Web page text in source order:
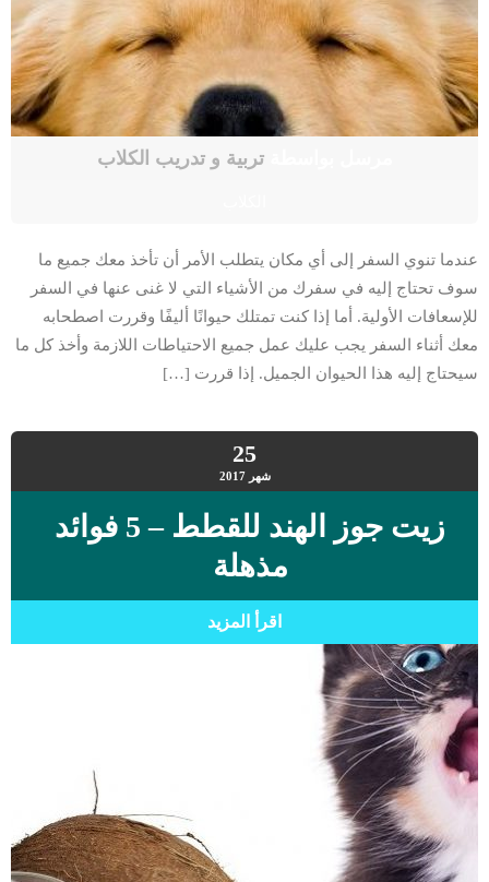
مرسل بواسطةتربية و تدريب الكلاب
عندما تنوي السفر إلى أي مكان يتطلب الأمر أن تأخذ معك جميع ما
سوف تحتاج إليه في سفرك من الأشياء التي لا غنى عنها في السفر
للإسعافات الأولية. أما إذا كنت تمتلك حيوانًا أليفًا وقررت اصطحابه
معك أثناء السفر يجب عليك عمل جميع الاحتياطات اللازمة وأخذ كل ما
سيحتاج إليه هذا الحيوان الجميل. إذا قررت […]
25
شهر2017
زيت جوز الهند للقطط – 5 فوائد
مذهلة
اقرأ المزيد